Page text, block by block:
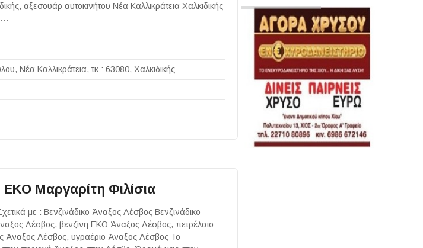
αξεσουάρ αυτοκινήτου Νέα Καλλικράτεια Χαλκιδικής
Νέα Καλλικράτεια, τκ : 63080, Χαλκιδικής
ΕΚΟ Μαργαρίτη Φιλίσια
με : Βενζινάδικο Άναξος Λέσβος Βενζινάδικο
Λέσβος, βενζίνη ΕΚΟ Άναξος Λέσβος, πετρέλαιο
Άναξος Λέσβος, υγραέριο Άναξος Λέσβος Το